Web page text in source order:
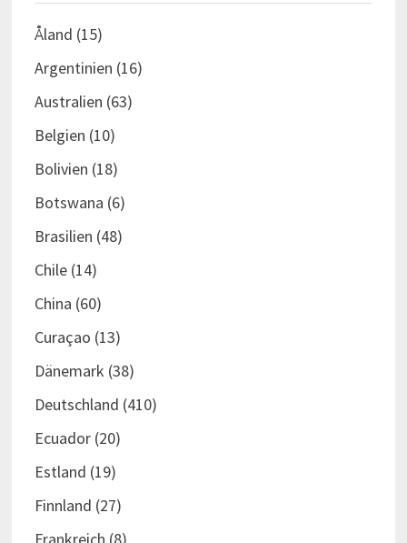
Åland (15)
Argentinien (16)
Australien (63)
Belgien (10)
Bolivien (18)
Botswana (6)
Brasilien (48)
Chile(14)
China (60)
Curaçao (13)
Dänemark (38)
Deutschland (410)
Ecuador(20)
Estland (19)
Finnland (27)